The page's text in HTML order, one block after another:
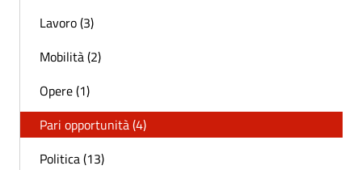
Lavoro (3)
Mobilità (2)
Opere (1)
Pari opportunità (4)
Politica (13)